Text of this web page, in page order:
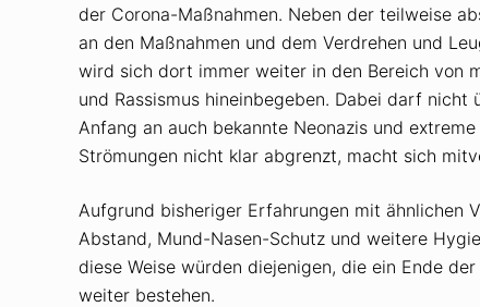
der Corona-Maßnahmen. Neben der teilweise
an den Maßnahmen und dem Verdrehen und
wird sich dort immer weiter in den Bereich von
und Rassismus hineinbegeben. Dabei darf
Anfang an auch bekannte Neonazis und
Strömungen nicht klar abgrenzt, macht sich
Aufgrund bisheriger Erfahrungen mit ähnlichen
Abstand, Mund-Nasen-Schutz und weitere
diese Weise würden diejenigen, die ein Ende
weiter bestehen.